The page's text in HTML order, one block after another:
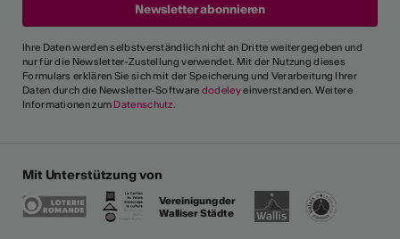
Ihre Daten werden selbstverständlich nicht an Dritte weitergegeben und
nur für die Newsletter-Zustellung verwendet. Mit der Nutzung dieses
Formulars erklären Sie sich mit der Speicherung und Verarbeitung Ihrer
Daten durch die Newsletter-Software dodeleyeinverstanden. Weitere
Informationen zum Datenschutz.
Mit Unterstützung von
Vereinigung der
Walliser Städte